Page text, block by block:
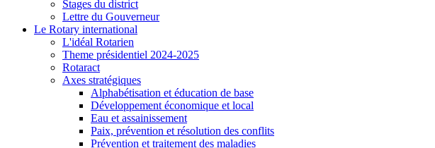
Stages du district
Lettre du Gouverneur
Le Rotary international
L'idéal Rotarien
Theme présidentiel 2024-2025
Rotaract
Axes stratégiques
Alphabétisation et éducation de base
Développement économique et local
Eau et assainissement
Paix, prévention et résolution des conflits
Prévention et traitement des maladies